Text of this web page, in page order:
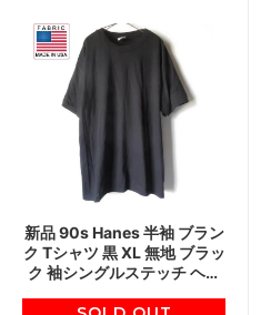
新品 90s Hanes 半袖 ブラン
ク Tシャツ 黒 XL 無地 ブラッ
ク 袖シングルステッチ ヘイ